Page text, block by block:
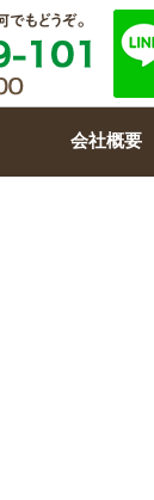
会社概要